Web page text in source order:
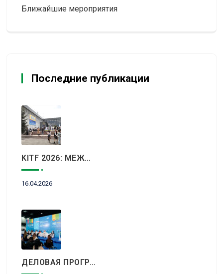
Ближайшие мероприятия
Последние публикации
KITF 2026: МЕЖДУНАРОДНЫЙ ТУРИСТИЧЕСКИЙ РЫНОК ВСТРЕТИТСЯ В АЛМАТЫ
16.04.2026
ДЕЛОВАЯ ПРОГРАММА KITF 2026: ВАЖНЕЙШИЕ АСПЕКТЫ РЫНКА ТУРИЗМА В НОВОЙ РЕАЛЬНОСТИ ОБСУДЯТ В АЛМАТЫ